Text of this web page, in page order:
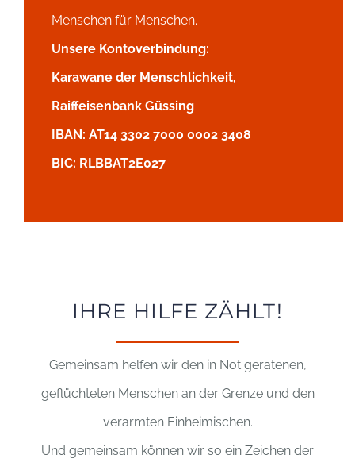
Menschen für Menschen.
Unsere Kontoverbindung:
Karawane der Menschlichkeit,
Raiffeisenbank Güssing
IBAN: AT14 3302 7000 0002 3408
BIC: RLBBAT2E027
IHRE HILFE ZÄHLT!
Gemeinsam helfen wir den in Not geratenen,
geflüchteten Menschen an der Grenze und den
verarmten Einheimischen.
Und gemeinsam können wir so ein Zeichen der